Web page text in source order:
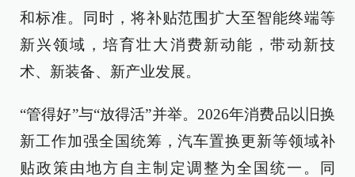
和标准。同时，将补贴范围扩大至智能终端等
新兴领域，培育壮大消费新动能，带动新技
术、新装备、新产业发展。
“管得好”与“放得活”并举。2026年消费品以旧换
新工作加强全国统筹，汽车置换更新等领域补
贴政策由地方自主制定调整为全国统一。同